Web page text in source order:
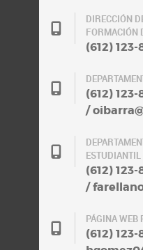
DIRECCIÓN
FORMACIÓN
(612)
(612)
/
ESTUDIANTIL
(612)
/
PÁGINA WEB
(612)